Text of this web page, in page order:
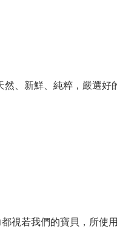
、新鮮、純粹，嚴選好
視若我們的寶貝，所使